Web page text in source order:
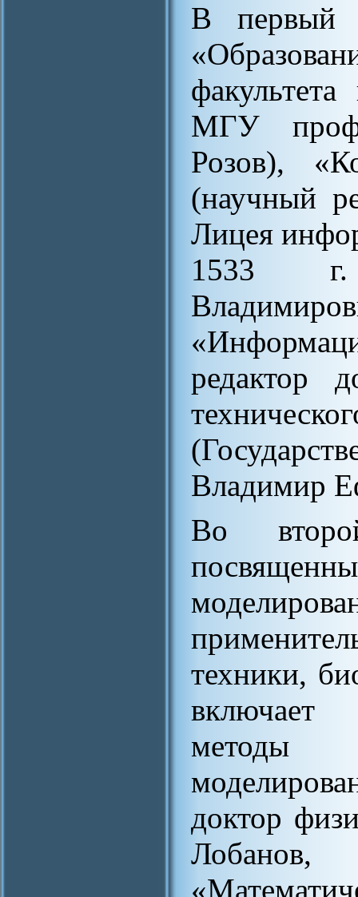
В первый
факультета
МГУ
Розов),
(научный
Лицея
1533 г.
редактор
Владимир
Во
техники,
включает
методы
доктор